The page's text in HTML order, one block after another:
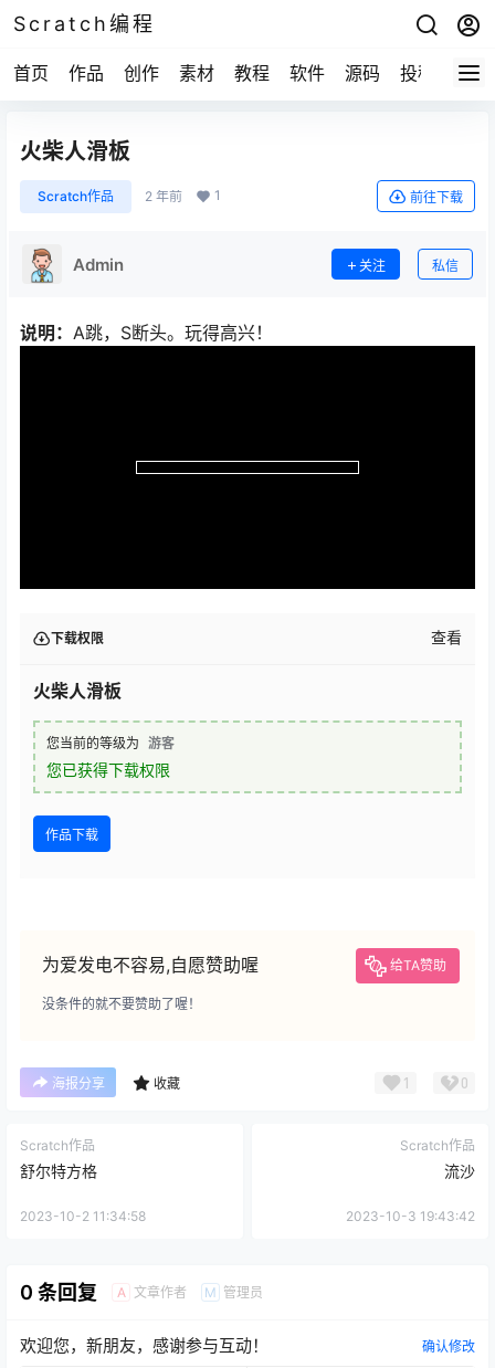
Scratch编程
首页 作品 创作 素材 教程 软件 源码 投稿 关于
火柴人滑板
Scratch作品 2 年前 1 前往下载
Admin 关注 私信
说明： A跳，S断头。玩得高兴！
下载权限 查看
火柴人滑板
您当前的等级为 游客
您已获得下载权限
作品下载
为爱发电不容易,自愿赞助喔 给TA赞助
没条件的就不要赞助了喔！
海报分享 收藏 1 0
Scratch作品
舒尔特方格
2023-10-2 11:34:58
Scratch作品
流沙
2023-10-3 19:43:42
0 条回复 A 文章作者 M 管理员
欢迎您，新朋友，感谢参与互动！ 确认修改